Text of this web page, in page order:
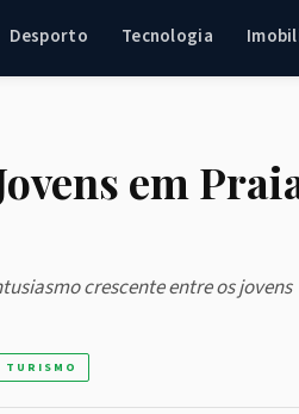
Desporto Tecnologia
em
crescente entre os jovens
TURISMO